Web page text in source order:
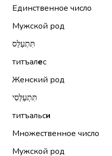
Единственное число
Мужской род
תִּתְעַלֵּס
титъалес
Женский род
תִּתְעַלְּסִי
титъальси
Множественное число
Мужской род